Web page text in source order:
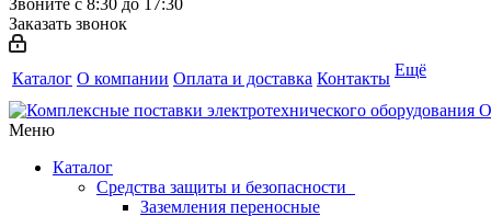
Звоните с 8:30 до 17:30
Заказать звонок
Каталог О компании Оплата и доставка Контакты Ещё
Меню
Каталог
Средства защиты и безопасности
Заземления переносные